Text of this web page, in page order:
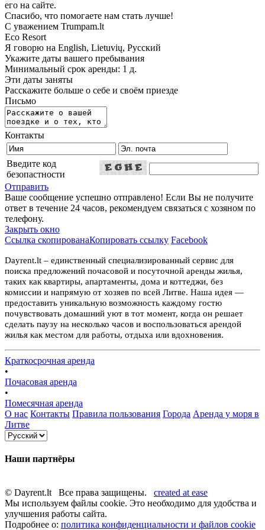
его на сайте.
Спасибо, что помогаете нам стать лучше!
С уважением Trumpam.lt
Eco Resort
Я говорю на English, Lietuvių, Русский
Укажите даты вашего пребывания
Минимальный срок аренды: 1 д.
Эти даты заняты
Расскажите больше о себе и своём приезде
Письмо
Контакты
Введите код
безопастности
Отправить
Ваше сообщение успешно отправлено! Если Вы не получите
ответ в течение 24 часов, рекомендуем связаться с хозяном по
телефону.
Закрыть окно
Ссылка скопированаКопировать ссылку Facebook
Dayrent.lt – единственный специализированный сервис для
поиска предложений почасовой и посуточной аренды жилья,
таких как квартиры, апартаменты, дома и коттеджи, без
комиссии и напрямую от хозяев по всей Литве. Наша идея —
предоставить уникальную возможность каждому гостю
почувствовать домашний уют в тот момент, когда он решает
сделать паузу на несколько часов и воспользоваться арендой
жилья как местом для работы, отдыха или вдохновения.
Краткосрочная аренда
•
Почасовая аренда
•
Помесячная аренда
О нас Контакты Правила пользования Города Аренда у моря в
Литве
Наши партнёры
© Dayrent.lt Все права защищены. created at ease
Мы используем файлы cookie. Это необходимо для удобства и
улучшения работы сайта.
Подробнее о: политика конфиденциальности и файлов cookie